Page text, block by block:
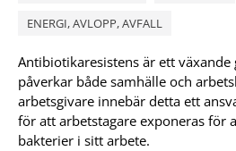
ENERGI, AVLOPP, AVFALL
Antibiotikaresistens är ett
påverkar både samhälle och
arbetsgivare innebär detta ett
för att arbetstagare exponeras för
bakterier i sitt arbete.